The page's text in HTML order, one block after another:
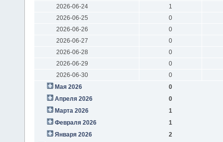
2026-06-24
1
2026-06-25
0
2026-06-26
0
2026-06-27
0
2026-06-28
0
2026-06-29
0
2026-06-30
0
Мая 2026
0
Апреля 2026
0
Марта 2026
1
Февраля 2026
1
Января 2026
2